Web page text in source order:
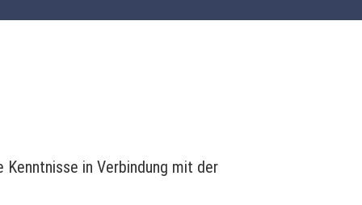
Kenntnisse in Verbindung mit der